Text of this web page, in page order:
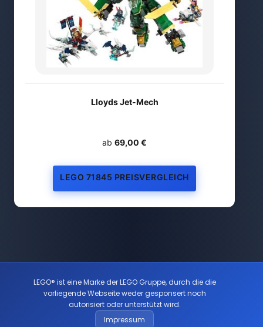
Lloyds Jet-Mech
ab 69,00 €
LEGO 71845 PREISVERGLEICH
LEGO® ist eine Marke der LEGO Gruppe, durch die die
vorliegende Webseite weder gesponsert noch
autorisiert oder unterstützt wird.
Impressum